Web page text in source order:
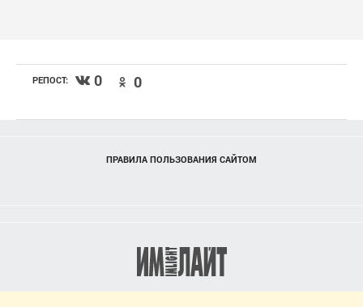
РЕПОСТ: 0 0
ПРАВИЛА ПОЛЬЗОВАНИЯ САЙТОМ